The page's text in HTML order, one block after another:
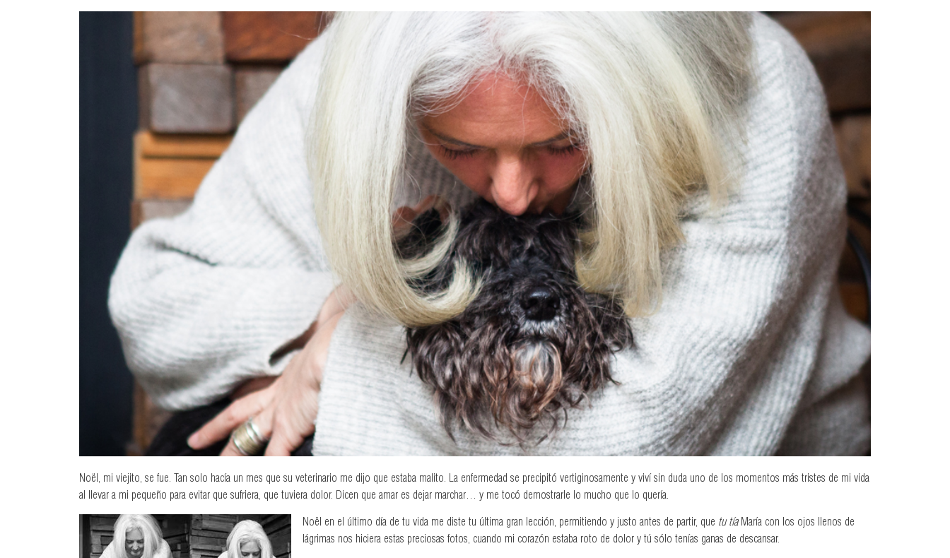
Noël, mi viejito, se fue. Tan solo hacía un mes que su veterinario me dijo que estaba malito. La enfermedad se precipitó vertiginosamente y viví sin duda uno de los momentos más tristes de mi vida
al llevar a mi pequeño para evitar que sufriera, que tuviera dolor. Dicen que amar es dejar marchar… y me tocó demostrarle lo mucho que lo quería.
Noël en el último día de tu vida me diste tu última gran lección, permitiendo y justo antes de partir, que tu tíaMaría con los ojos llenos de
lágrimas nos hiciera estas preciosas fotos, cuando mi corazón estaba roto de dolor y tú sólo tenías ganas de descansar.